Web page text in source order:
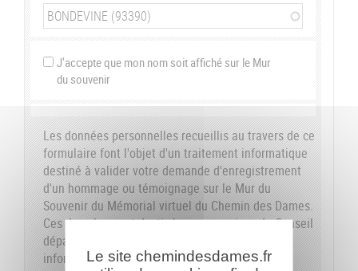
J'accepte que mon nom soit affiché sur le Mur
du souvenir
Les données personnelles recueillis au travers de ce
formulaire font l'objet d'un traitement informatique
destiné à valider votre demande d'enregistrement
d'un hommage ou témoignage sur le Mur du
Souvenir du Mémorial virtuel du Chemin des Dames.
Ces données sont destinées aux services du Conseil
départemental de l'Aisne. Conformément à la loi
informatique et libertés du 6 janvier 1978, nous
Le site chemindesdames.fr